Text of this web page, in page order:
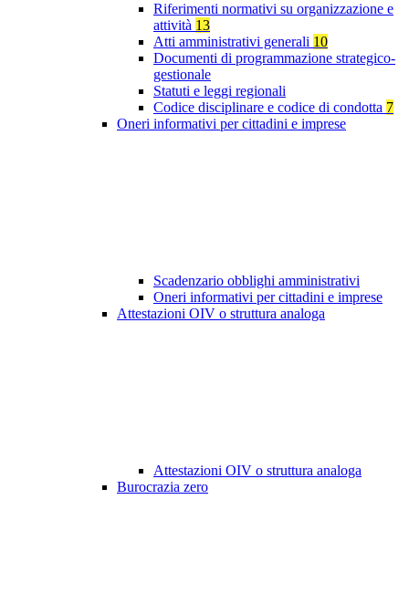
Riferimenti normativi su organizzazione e
attività 13
Atti amministrativi generali 10
Documenti di programmazione strategico-
gestionale
Statuti e leggi regionali
Codice disciplinare e codice di condotta 7
Oneri informativi per cittadini e imprese
Scadenzario obblighi amministrativi
Oneri informativi per cittadini e imprese
Attestazioni OIV o struttura analoga
Attestazioni OIV o struttura analoga
Burocrazia zero